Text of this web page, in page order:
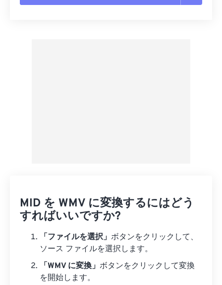
MID を WMV に変換するにはどう
すればいいですか?
「ファイルを選択」 ボタンをクリックして、
ソース ファイルを選択します。
「WMV に変換」 ボタンをクリックして変換
を開始します。